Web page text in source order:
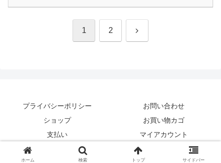
1 2 次
プライバシーポリシー
お問い合わせ
ショップ
お買い物カゴ
支払い
マイアカウント
© 2020 新潟食べ歩きブログ「ぶらり食べ歩き紀行 Season2」.
ホーム 検索 トップ サイドバー